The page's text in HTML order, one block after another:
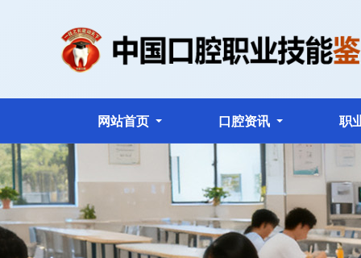
网站首页 口腔资讯 职